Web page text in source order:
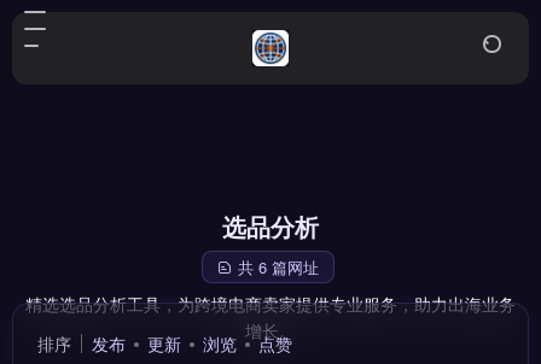
选品分析
共 6 篇网址
精选选品分析工具，为跨境电商卖家提供专业服务，助力出海业务
增长。
排序 发布 更新 浏览 点赞